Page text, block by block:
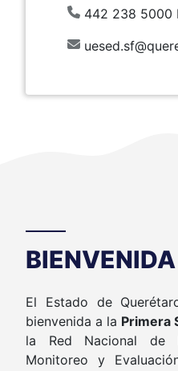
442 238 5000
BIENVENIDA
El Estado de
bienvenida a la Primera
la Red Nacional de
Monitoreo y